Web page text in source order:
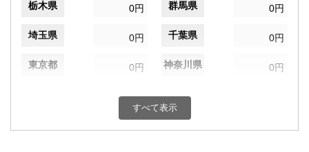
栃木県 0円 群馬県 0円
埼玉県 0円 千葉県 0円
東京都 0円 神奈川県 0円
0円 富山県
すべて表示